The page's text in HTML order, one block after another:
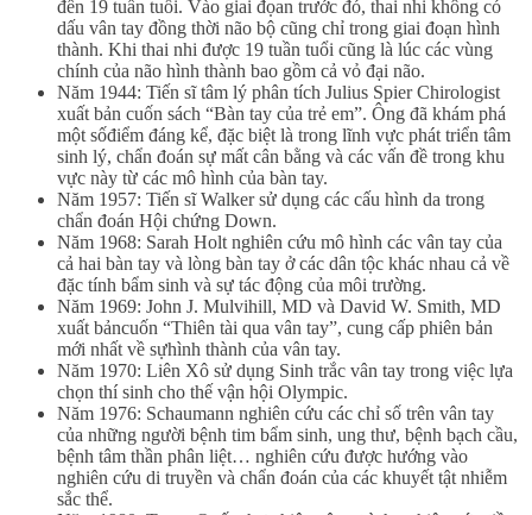
đến 19 tuần tuổi. Vào giai đọan trước đó, thai nhi không có
dấu vân tay đồng thời não bộ cũng chỉ trong giai đoạn hình
thành. Khi thai nhi được 19 tuần tuổi cũng là lúc các vùng
chính của não hình thành bao gồm cả vỏ đại não.
Năm 1944: Tiến sĩ tâm lý phân tích Julius Spier Chirologist
xuất bản cuốn sách “Bàn tay của trẻ em”. Ông đã khám phá
một sốđiểm đáng kể, đặc biệt là trong lĩnh vực phát triển tâm
sinh lý, chẩn đoán sự mất cân bằng và các vấn đề trong khu
vực này từ các mô hình của bàn tay.
Năm 1957: Tiến sĩ Walker sử dụng các cấu hình da trong
chẩn đoán Hội chứng Down.
Năm 1968: Sarah Holt nghiên cứu mô hình các vân tay của
cả hai bàn tay và lòng bàn tay ở các dân tộc khác nhau cả về
đặc tính bẩm sinh và sự tác động của môi trường.
Năm 1969: John J. Mulvihill, MD và David W. Smith, MD
xuất bảncuốn “Thiên tài qua vân tay”, cung cấp phiên bản
mới nhất về sựhình thành của vân tay.
Năm 1970: Liên Xô sử dụng Sinh trắc vân tay trong việc lựa
chọn thí sinh cho thế vận hội Olympic.
Năm 1976: Schaumann nghiên cứu các chỉ số trên vân tay
của những người bệnh tim bẩm sinh, ung thư, bệnh bạch cầu,
bệnh tâm thần phân liệt… nghiên cứu được hướng vào
nghiên cứu di truyền và chẩn đoán của các khuyết tật nhiễm
sắc thể.